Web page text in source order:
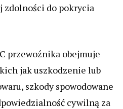
do pokrycia
przewoźnika obejmuje
jak uszkodzenie lub
szkody spowodowane
cywilną za